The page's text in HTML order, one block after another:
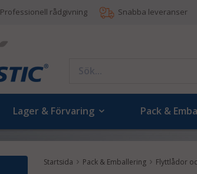
Professionell rådgivning Snabba leveranser
Lager & Förvaring Pack &
Startsida Pack & Emballering Flyttlådor